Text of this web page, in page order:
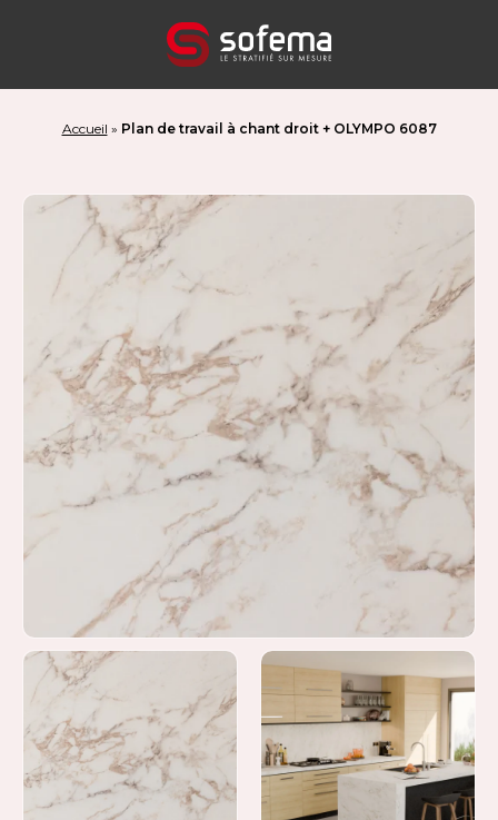
Accueil » Plan de travail à chant droit + OLYMPO 6087